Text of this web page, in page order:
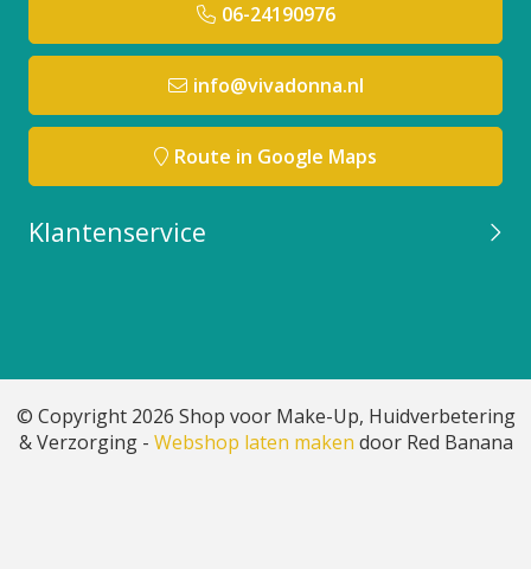
06-24190976
info@vivadonna.nl
Route in Google Maps
Klantenservice
© Copyright 2026 Shop voor Make-Up, Huidverbetering
& Verzorging - Webshop laten maken door Red Banana